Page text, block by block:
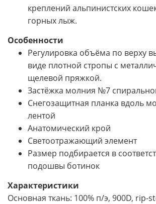
креплений альпинистских
горных лыж.
Особенности
Регулировка объёма по верху
виде плотной стропы с
щелевой пряжкой.
Застёжка молния №7
Снегозащитная планка вдоль
лентой
Анатомический крой
Светоотражающий элемент
Размер подбирается в
подошвы ботинок
Характеристики
Основная ткань: 100% п/э, 900D, rip-